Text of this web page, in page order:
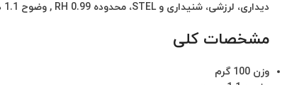
دیداری، لرزشی، شنیداری و STEL، محدوده RH 0.99 , وضوح 1.1 درصد، محدوده سنسور 0_20 درصد اشاره کرد.
مشخصات کلی
وزن 100 گرم